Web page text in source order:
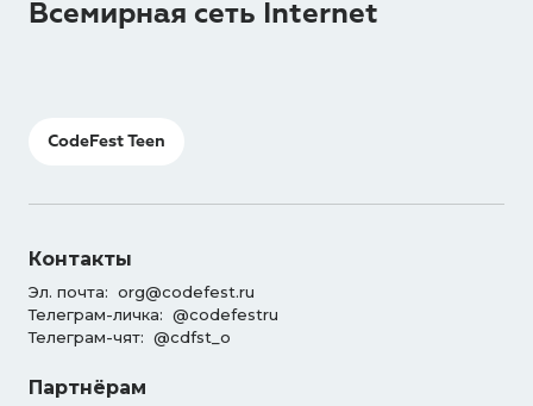
Всемирная сеть Internet
CodeFest Teen
Контакты
Эл. почта: org@codefest.ru
Телеграм-личка: @codefestru
Телеграм-чят: @cdfst_o
Партнёрам